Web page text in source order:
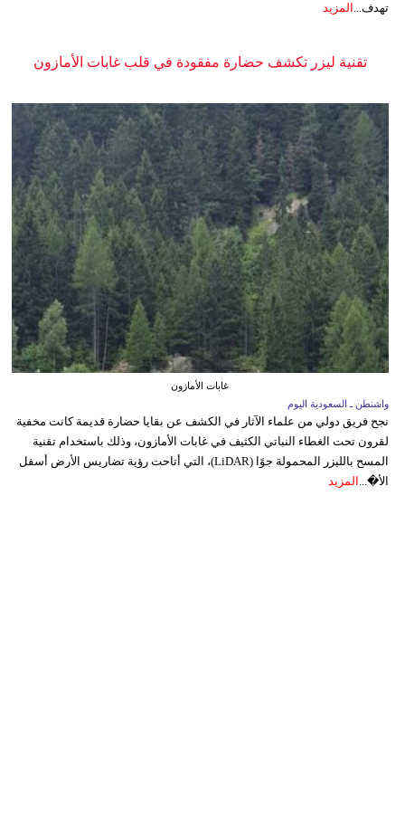
تهدف... المزيد
تقنية ليزر تكشف حضارة مفقودة في قلب غابات الأمازون
غابات الأمازون
واشنطن ـ السعودية اليوم
نجح فريق دولي من علماء الآثار في الكشف عن بقايا حضارة قديمة كانت مخفية
لقرون تحت الغطاء النباتي الكثيف في غابات الأمازون، وذلك باستخدام تقنية
المسح بالليزر المحمولة جوًا (LiDAR)، التي أتاحت رؤية تضاريس الأرض أسفل
الأ�... المزيد